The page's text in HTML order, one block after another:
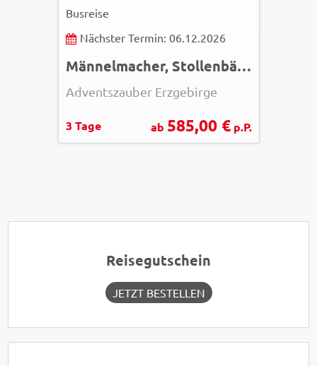
Busreise
Nächster Termin: 06.12.2026
Männelmacher, Stollenbäcker und Bergmannsgeschichten
Adventszauber Erzgebirge
3 Tage ab 585,00 €p.P.
Reisegutschein
JETZT BESTELLEN